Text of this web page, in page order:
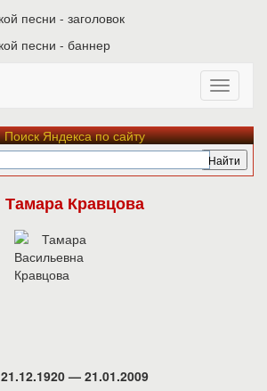
Поиск Яндекса по сайту
Тамара Кравцова
21.12.1920 — 21.01.2009